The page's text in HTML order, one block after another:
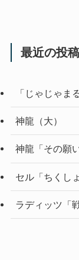
最近の投稿
「じゃじゃま
神龍（大）
神龍「その願
セル「ちくし
ラディッツ「